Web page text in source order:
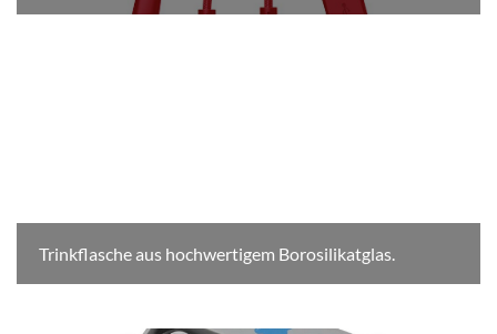
Trinkflasche aus hochwertigem Borosilikatglas.